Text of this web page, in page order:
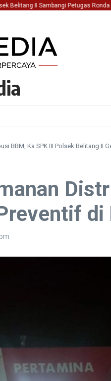
II Sambangi Petugas Ronda Desa
BBM, Ka SPK III Polsek Belitang II
di